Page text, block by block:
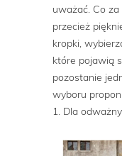
uważać. Co
przecież
kropki,
które pojawią
pozostanie
wyboru
1. Dla